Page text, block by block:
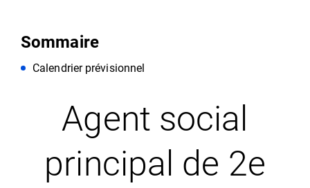
Sommaire
Calendrier prévisionnel
Agent social
principal de 2e